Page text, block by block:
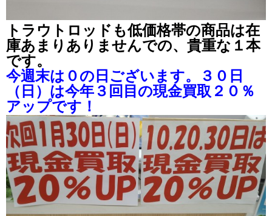
トラウトロッドも低価格帯の商品は在
庫あまりありませんでの、貴重な１本
です。
今週末は０の日ございます。３０日
（日）は今年３回目の現金買取２０％
アップです！